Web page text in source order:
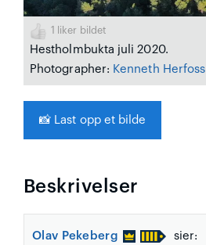
1 liker bildet
Hestholmbukta juli 2020.
Photographer: Kenneth Herfoss
📸 Last opp et bilde
Beskrivelser
Olav Pekeberg sier: